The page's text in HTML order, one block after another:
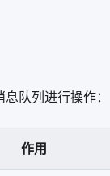
队列进行操作：
作用